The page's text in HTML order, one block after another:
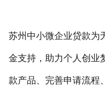
苏州中小微企业贷款为
金支持，助力个人创业
款产品、完善申请流程